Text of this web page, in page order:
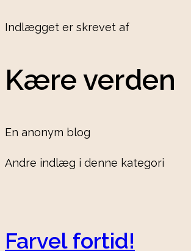
Indlægget er skrevet af
Kære verden
En anonym blog
Andre indlæg i denne kategori
Farvel fortid!